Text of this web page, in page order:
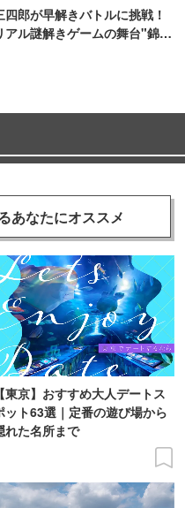
四郎が早解きバトルに挑戦！
アル謎解きゲームの舞台"錦糸
あなたにオススメ
【東京】おすすめ大人デートス
ット63選｜定番の遊び場から
れた名所まで